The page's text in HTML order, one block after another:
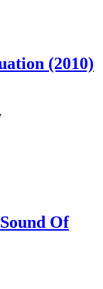
(2010)
Of